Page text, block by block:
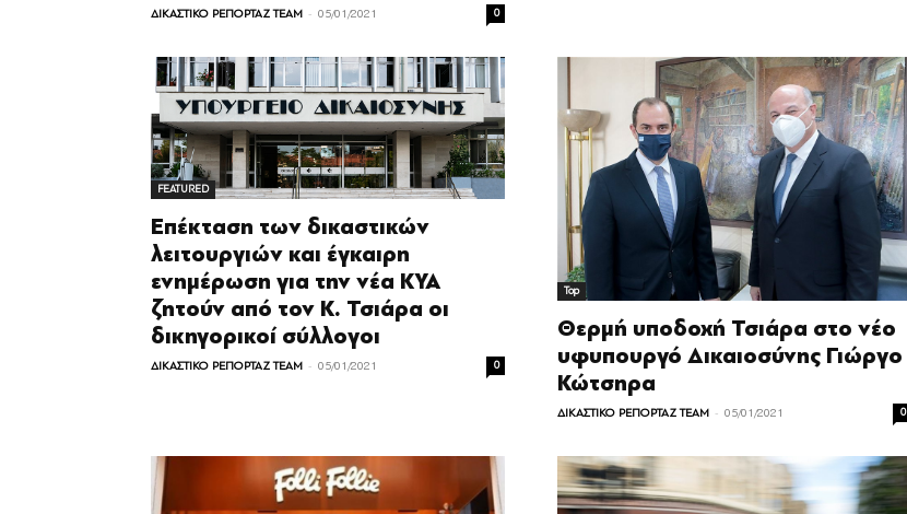
ΔΙΚΑΣΤΙΚΟ ΡΕΠΟΡΤΑΖ TEAM - 05/01/2021 0
FEATURED
Επέκταση των δικαστικών
λειτουργιών και έγκαιρη
ενημέρωση για την νέα ΚΥΑ
ζητούν από τον Κ. Τσιάρα οι
δικηγορικοί σύλλογοι
ΔΙΚΑΣΤΙΚΟ ΡΕΠΟΡΤΑΖ TEAM - 05/01/2021 0
Top
Θερμή υποδοχή Τσιάρα στο νέο
υφυπουργό Δικαιοσύνης Γιώργο
Κώτσηρα
ΔΙΚΑΣΤΙΚΟ ΡΕΠΟΡΤΑΖ TEAM - 05/01/2021 0